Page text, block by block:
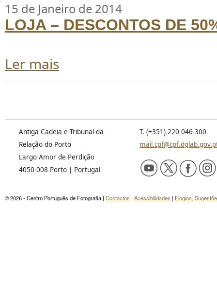
15 de Janeiro de 2014
LOJA – DESCONTOS DE
Ler mais
Antiga Cadeia e Tribunal da
Relação do Porto
Largo Amor de Perdição
4050-008 Porto | Portugal
T. (+351) 220 046 300
© 2026 - Centro Português de Fotografia | Contactos | Acessibilidades | Elogios,